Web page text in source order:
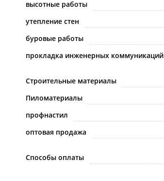
высотные работы
утепление стен
буровые работы
прокладка инженерных коммуникаций
Строительные материалы
Пиломатериалы
профнастил
оптовая продажа
Способы оплаты